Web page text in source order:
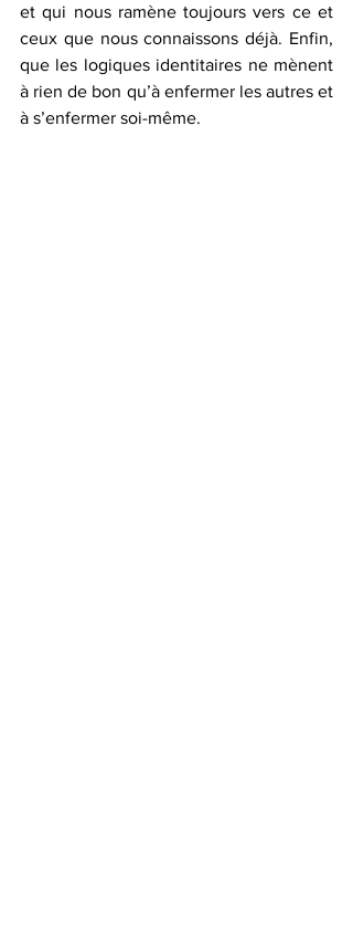
et qui nous ramène toujours vers ce et
ceux que nous connaissons déjà. Enfin,
que les logiques identitaires ne mènent
à rien de bon qu’à enfermer les autres et
à s’enfermer soi-même.